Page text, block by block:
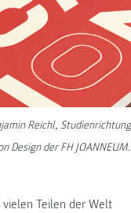
Reichl, Studienrichtung
Design der FH JOANNEUM.
Teilen der Welt